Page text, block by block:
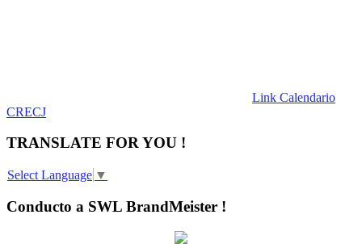
Link Calendario
CRECJ
TRANSLATE FOR YOU !
Select Language ▼
Conducto a SWL BrandMeister !